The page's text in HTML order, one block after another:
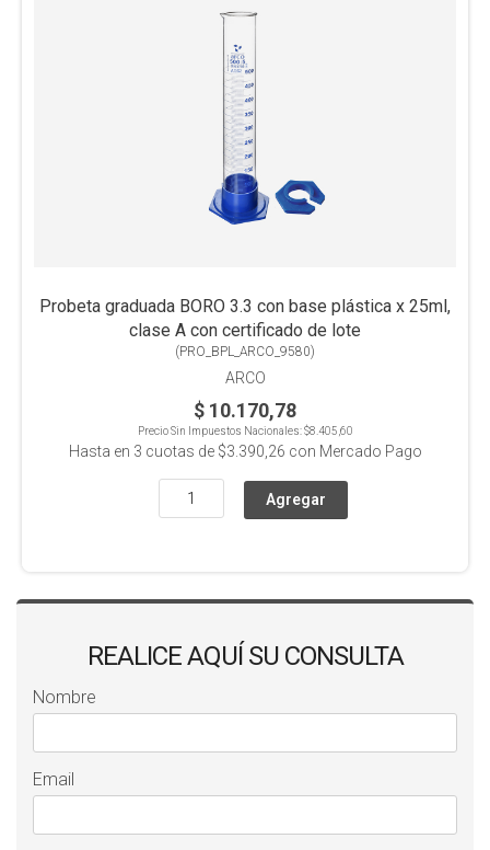
Probeta graduada BORO 3.3 con base plástica x 25ml,
clase A con certificado de lote
(PRO_BPL_ARCO_9580)
ARCO
$ 10.170,78
Precio Sin Impuestos Nacionales:$8.405,60
Hasta en 3 cuotas de $3.390,26 con Mercado Pago
REALICE AQUÍ SU CONSULTA
Nombre
Email